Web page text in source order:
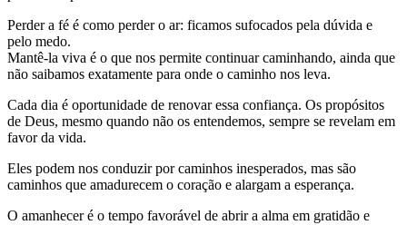
Perder a fé é como perder o ar: ficamos sufocados pela dúvida e
pelo medo.
Mantê-la viva é o que nos permite continuar caminhando, ainda que
não saibamos exatamente para onde o caminho nos leva.
Cada dia é oportunidade de renovar essa confiança. Os propósitos
de Deus, mesmo quando não os entendemos, sempre se revelam em
favor da vida.
Eles podem nos conduzir por caminhos inesperados, mas são
caminhos que amadurecem o coração e alargam a esperança.
O amanhecer é o tempo favorável de abrir a alma em gratidão e